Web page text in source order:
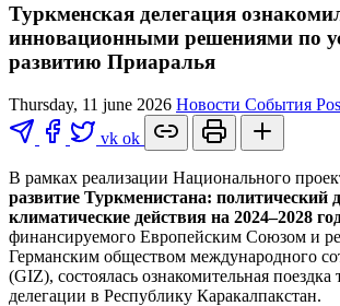
Туркменская делегация
инновационными решениями по
развитию Приаралья
Thursday, 11 june 2026 Новости События
vk ok
В рамках реализации Национального
развитие Туркменистана: политический
климатические действия на 2024–2028
финансируемого Европейским Союзом и
Германским обществом международного
(GIZ), состоялась ознакомительная поездка
делегации в Республику Каракалпакстан.